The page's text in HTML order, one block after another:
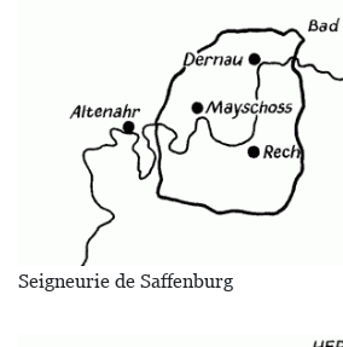
Seigneurie de Saffenburg